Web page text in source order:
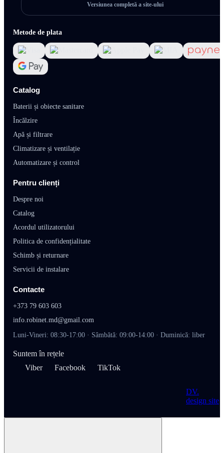
Versiunea completă a site-ului
Metode de plata
Catalog
Baterii și obiecte sanitare
Încălzire
Apă și filtrare
Climatizare și ventilație
Automatizare și control
Pentru clienți
Despre noi
Catalog
Acordul utilizatorului
Politica de confidențialitate
Schimb și returnare
Servicii de instalare
Contacte
+373 79 603 603
info.robinet.md@gmail.com
Luni-Vineri: 08:30-17:00 · Sâmbătă: 09:00-14:00 · Duminică: liber
Suntem în rețele
Viber
Facebook TikTok
DV.
design site